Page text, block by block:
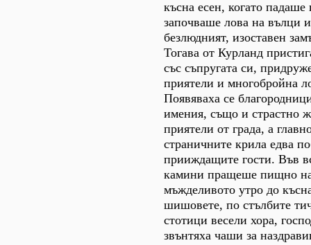
късна есен, когато падаше
започваше лова на вълци
безлюдният, изоставен
Тогава от Курланд
със съпругата си,
приятели и многобройна
Появяваха се
имения, също и страстно
приятели от града, а
страничните крила едва
прииждащите гости. Във
камини пращеше пищно
мъжделивото утро до
шишовете, по стълбите
стотици весели хора,
звънтяха чаши за